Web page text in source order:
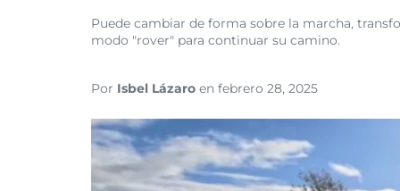
animal
llamado
Puede cambiar de forma sobre la marcha,
modo "rover" para continuar su camino.
Por Isbel Lázaro en febrero 28, 2025